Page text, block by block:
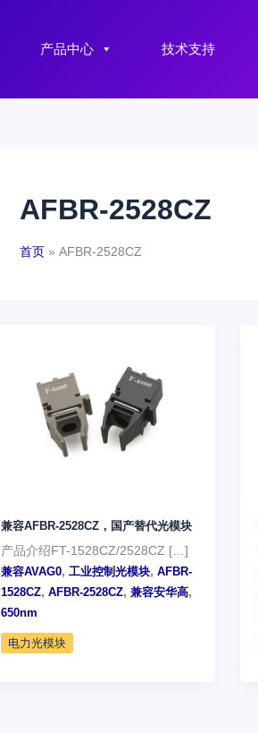
产品中心 技术支持
AFBR-2528CZ
首页 AFBR-2528CZ
兼容AFBR-2528CZ，国产替代光模块
产品介绍FT-1528CZ/2528CZ […]
兼容AVAG0, 工业控制光模块, AFBR-
1528CZ, AFBR-2528CZ, 兼容安华高,
650nm
电力光模块